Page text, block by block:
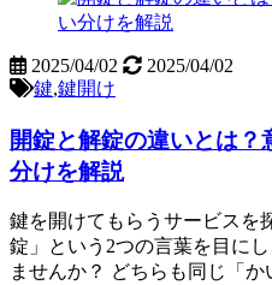
2025/04/02
2025/04/02
鍵,鍵開け
開錠と解錠の違いとは
分けを解説
鍵を開けてもらうサービスを
錠」という2つの言葉を目に
ませんか？ どちらも同じ「